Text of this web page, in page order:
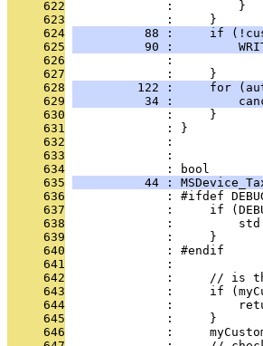
     622
              :         }
     623
              :     }
     624
88 :     if
     625
90 :
     626
:
     627
              :     }
     628
122 :     for
     629
34 :
     630
              :     }
     631
              : }
     632
              :
     633
              :
     634
              : bool
     635
44 :
     636
: #ifdef
     637
:     if
     638
:
     639
              :     }
     640
              : #endif
     641
              :
     642
:     // is
     643
:     if
     644
:
     645
              :     }
     646
: